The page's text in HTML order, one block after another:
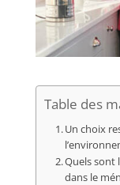
Table des
Un choix
Quels sont
dans le